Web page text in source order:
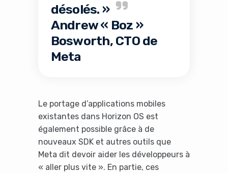
désolés. »
Andrew « Boz »
Bosworth, CTO de
Meta
Le portage d’applications mobiles
existantes dans Horizon OS est
également possible grâce à de
nouveaux SDK et autres outils que
Meta dit devoir aider les développeurs à
« aller plus vite ». En partie, ces